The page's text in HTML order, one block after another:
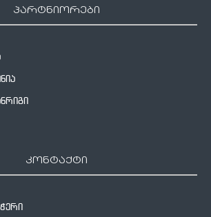
პარტნიორები
კონტაქტი